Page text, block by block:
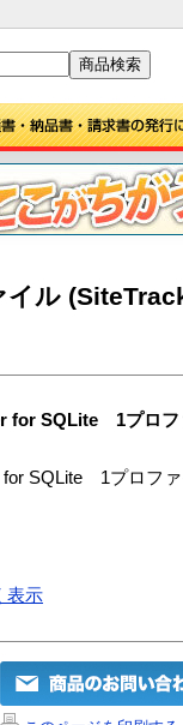
ル
for SQLite 1プロフ
for SQLite 1プロファ
表示